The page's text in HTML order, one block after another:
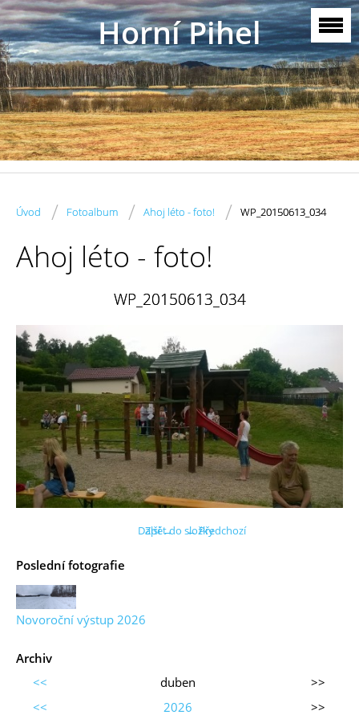
Horní Pihel
Úvod / Fotoalbum / Ahoj léto - foto! / WP_20150613_034
Ahoj léto - foto!
WP_20150613_034
← Předchozí
Další →
Zpět do složky
Poslední fotografie
Novoroční výstup 2026
Archiv
<<
duben
>>
<<
2026 >>